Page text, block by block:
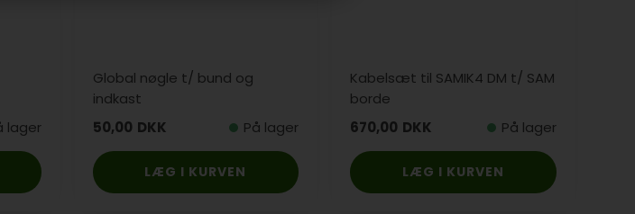
lager
Global nøgle t/ bund og
indkast
50,00 DKK På lager
Kabelsæt til SAMIK4 DM t/ SAM
borde
670,00 DKK På lager